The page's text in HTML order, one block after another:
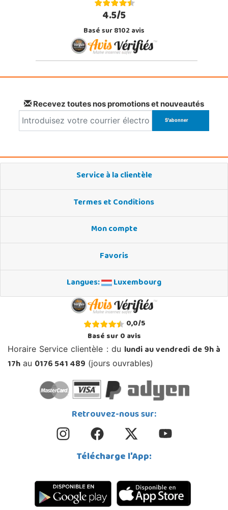
4.5/5
Basé sur 8102 avis
Recevez toutes nos promotions et nouveautés
Service à la clientèle
Termes et Conditions
Mon compte
Favoris
Langues:
Luxembourg
0,0/5
Basé sur0avis
Horaire Service clientèle : du lundi au vendredi de 9h à
17h au 0176 541 489 (jours ouvrables)
Retrouvez-nous sur:
Télécharge l'App: